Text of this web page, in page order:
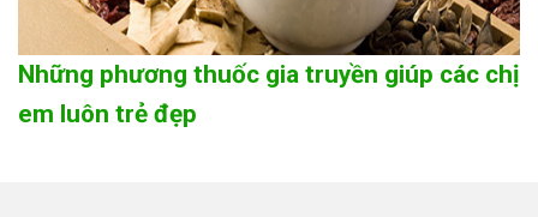
Những phương thuốc gia truyền giúp các chị
em luôn trẻ đẹp